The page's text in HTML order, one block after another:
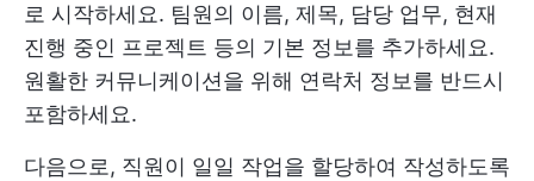
로 시작하세요. 팀원의 이름, 제목, 담당 업무, 현재
진행 중인 프로젝트 등의 기본 정보를 추가하세요.
원활한 커뮤니케이션을 위해 연락처 정보를 반드시
포함하세요.
다음으로, 직원이 일일 작업을 할당하여 작성하도록